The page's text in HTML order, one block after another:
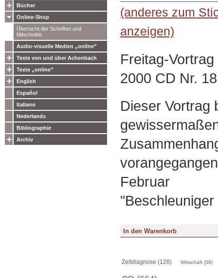
Bücher
Online-Shop
Übersicht der Schriften und
Mitschnitte
Audio-visuelle Medien „online”
Texte von und über Achenbach
Texte „online”
English
Español
Italiano
Nederlands
Bibliographie
Archiv
(anderes zum
anzeigen)
Freitag-
2000 CD Nr. 18
Dieser Vortrag
Februar
Zeitdiagnose (126) Wirtschaft (38)